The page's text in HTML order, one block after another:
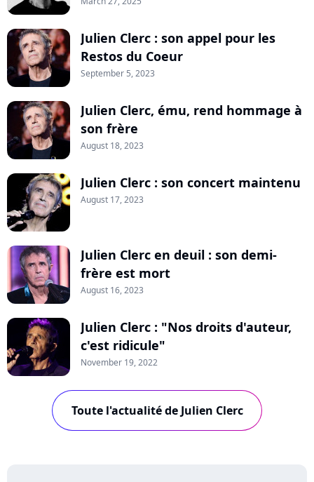
Julien Clerc : son appel pour les
Restos du Coeur
September 5, 2023
Julien Clerc, ému, rend hommage à
son frère
August 18, 2023
Julien Clerc : son concert maintenu
August 17, 2023
Julien Clerc en deuil : son demi-
frère est mort
August 16, 2023
Julien Clerc : "Nos droits d'auteur,
c'est ridicule"
November 19, 2022
Toute l'actualité de Julien Clerc